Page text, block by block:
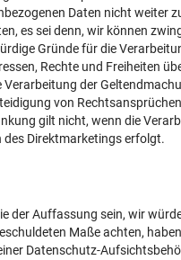
Daten nicht weiter
es sei denn, wir können
Gründe für die
Rechte und Freiheiten
Verarbeitung der
von
gilt nicht, wenn die
des Direktmarketings erfolgt.
der Auffassung sein, wir
Maße achten,
Datenschutz-